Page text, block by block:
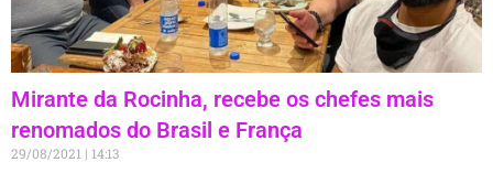
Mirante da Rocinha, recebe os chefes mais
renomados do Brasil e França
29/08/2021 14:13